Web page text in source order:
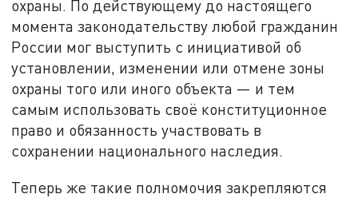
охраны. По действующему до настоящего
момента законодательству любой гражданин
России мог выступить с инициативой об
установлении, изменении или отмене зоны
охраны того или иного объекта — и тем
самым использовать своё конституционное
право и обязанность участвовать в
сохранении национального наследия.
Теперь же такие полномочия закрепляются